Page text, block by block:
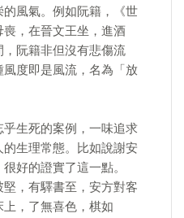
風氣。例如阮籍，《世
，在晉文王坐，進酒
阮籍非但沒有悲傷流
度即是風流，名為「放
生死的案例，一味追求
生理常態。比如說謝安
好的證實了這一點。
堅，有驛書至，安方對客
，了無喜色，棋如